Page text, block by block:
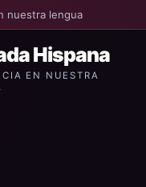
nuestra lengua
Hispana
EN NUESTRA